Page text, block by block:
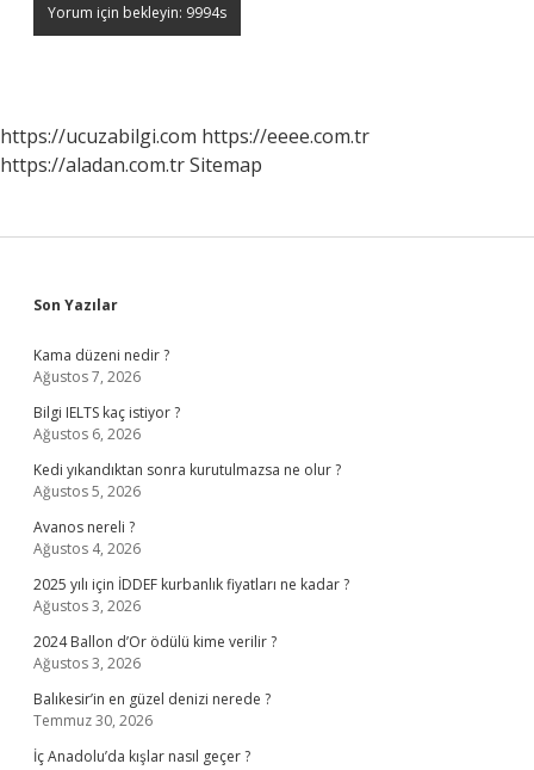
https://ucuzabilgi.com https://eeee.com.tr
https://aladan.com.trSitemap
Sidebar
Son Yazılar
Kama düzeni nedir ?
Ağustos 7, 2026
Bilgi IELTS kaç istiyor ?
Ağustos 6, 2026
Kedi yıkandıktan sonra kurutulmazsa ne olur ?
Ağustos 5, 2026
Avanos nereli ?
Ağustos 4, 2026
2025 yılı için İDDEF kurbanlık fiyatları ne kadar ?
Ağustos 3, 2026
2024 Ballon d’Or ödülü kime verilir ?
Ağustos 3, 2026
Balıkesir’in en güzel denizi nerede ?
Temmuz 30, 2026
İç Anadolu’da kışlar nasıl geçer ?